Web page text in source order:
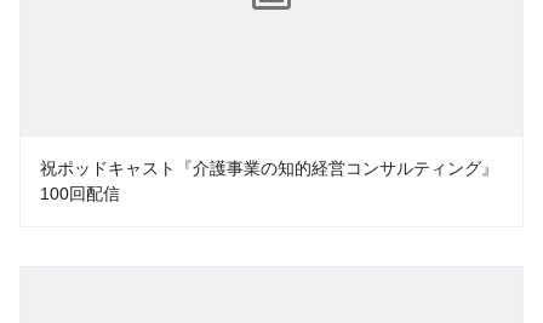
祝ポッドキャスト『介護事業の知的経営コンサルティング』
100回配信